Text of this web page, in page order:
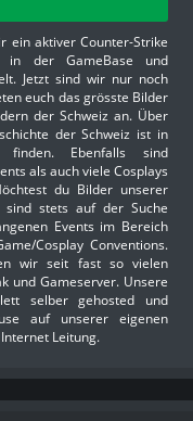
ein aktiver Counter-Strike
in der GameBase und
Jetzt sind wir nur noch
euch das grösste Bilder
der Schweiz an. Über
der Schweiz ist in
Ebenfalls sind
als auch viele Cosplays
du Bilder unserer
sind stets auf der Suche
Events im Bereich
Cosplay Conventions.
wir seit fast so vielen
und Gameserver. Unsere
selber gehosted und
auf unserer eigenen
Leitung.